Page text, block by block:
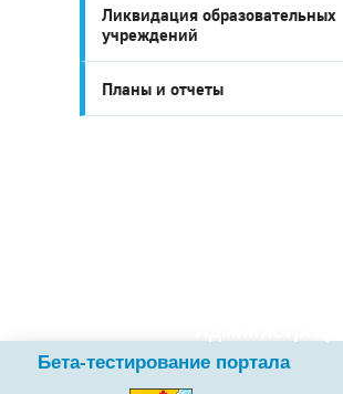
Жителям
Бизнесу
КСО
Дума
Бета-тестирование портала
Ликвидация образовательных
учреждений
Планы и отчеты